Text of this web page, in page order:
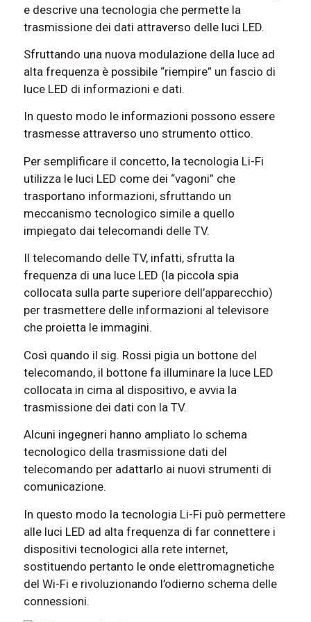
e descrive una tecnologia che permette la
trasmissione dei dati attraverso delle luci LED.
Sfruttando una nuova modulazione della luce ad
alta frequenza è possibile “riempire” un fascio di
luce LED di informazioni e dati.
In questo modo le informazioni possono essere
trasmesse attraverso uno strumento ottico.
Per semplificare il concetto, la tecnologia Li-Fi
utilizza le luci LED come dei “vagoni” che
trasportano informazioni, sfruttando un
meccanismo tecnologico simile a quello
impiegato dai telecomandi delle TV.
Il telecomando delle TV, infatti, sfrutta la
frequenza di una luce LED (la piccola spia
collocata sulla parte superiore dell’apparecchio)
per trasmettere delle informazioni al televisore
che proietta le immagini.
Così quando il sig. Rossi pigia un bottone del
telecomando, il bottone fa illuminare la luce LED
collocata in cima al dispositivo, e avvia la
trasmissione dei dati con la TV.
Alcuni ingegneri hanno ampliato lo schema
tecnologico della trasmissione dati del
telecomando per adattarlo ai nuovi strumenti di
comunicazione.
In questo modo la tecnologia Li-Fi può permettere
alle luci LED ad alta frequenza di far connettere i
dispositivi tecnologici alla rete internet,
sostituendo pertanto le onde elettromagnetiche
del Wi-Fi e rivoluzionando l’odierno schema delle
connessioni.